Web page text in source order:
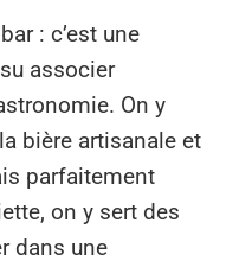
: c’est une
associer
On y
bière artisanale et
parfaitement
on y sert des
dans une